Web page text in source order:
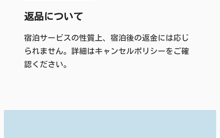
返品について
宿泊サービスの性質上、宿泊後の返金には応じ
られません。詳細はキャンセルポリシーをご確
認ください。